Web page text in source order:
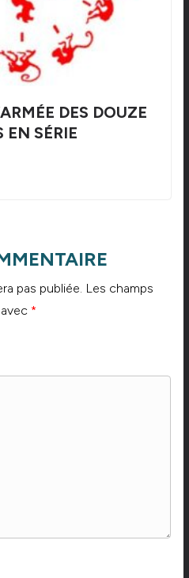
DES DOUZE
EN SÉRIE
pas publiée. Les champs
*